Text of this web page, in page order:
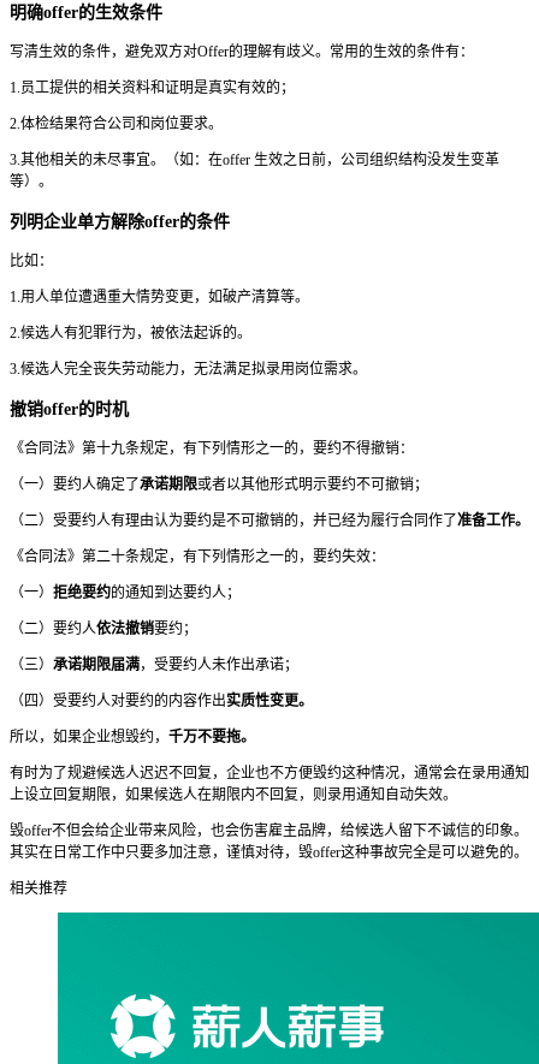
明确offer的生效条件
写清生效的条件，避免双方对Offer的理解有歧义。常用的生效的条件有：
1.员工提供的相关资料和证明是真实有效的；
2.体检结果符合公司和岗位要求。
3.其他相关的未尽事宜。（如：在offer 生效之日前，公司组织结构没发生变革
等）。
列明企业单方解除offer的条件
比如：
1.用人单位遭遇重大情势变更，如破产清算等。
2.候选人有犯罪行为，被依法起诉的。
3.候选人完全丧失劳动能力，无法满足拟录用岗位需求。
撤销offer的时机
《合同法》第十九条规定，有下列情形之一的，要约不得撤销：
（一）要约人确定了承诺期限或者以其他形式明示要约不可撤销；
（二）受要约人有理由认为要约是不可撤销的，并已经为履行合同作了准备工作。
《合同法》第二十条规定，有下列情形之一的，要约失效：
（一） 拒绝要约的通知到达要约人；
（二）要约人依法撤销要约；
（三） 承诺期限届满，受要约人未作出承诺；
（四）受要约人对要约的内容作出实质性变更。
所以，如果企业想毁约， 千万不要拖。
有时为了规避候选人迟迟不回复，企业也不方便毁约这种情况，通常会在录用通知
上设立回复期限，如果候选人在期限内不回复，则录用通知自动失效。
毁offer不但会给企业带来风险，也会伤害雇主品牌，给候选人留下不诚信的印象。
其实在日常工作中只要多加注意，谨慎对待，毁offer这种事故完全是可以避免的。
相关推荐